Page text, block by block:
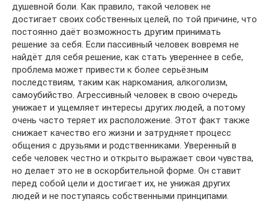
душевной боли. Как правило, такой человек не
достигает своих собственных целей, по той причине, что
постоянно даёт возможность другим принимать
решение за себя. Если пассивный человек вовремя не
найдёт для себя решение, как стать увереннее в себе,
проблема может привести к более серьёзным
последствиям, таким как наркомания, алкоголизм,
самоубийство. Агрессивный человек в свою очередь
унижает и ущемляет интересы других людей, а потому
очень часто теряет их расположение. Этот факт также
снижает качество его жизни и затрудняет процесс
общения с друзьями и родственниками. Уверенный в
себе человек честно и открыто выражает свои чувства,
но делает это не в оскорбительной форме. Он ставит
перед собой цели и достигает их, не унижая других
людей и не поступаясь собственными принципами.